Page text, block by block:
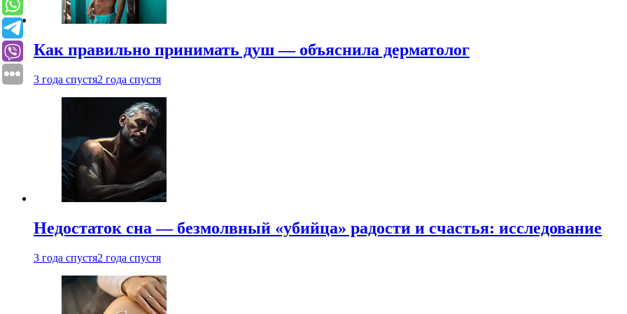
Как правильно принимать душ — объяснила дерматолог
3 года спустя2 года спустя
Недостаток сна — безмолвный «убийца» радости и счастья: исследование
3 года спустя2 года спустя